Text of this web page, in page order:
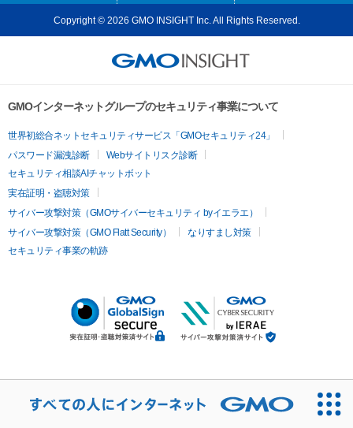
Copyright © 2026 GMO INSIGHT Inc. All Rights Reserved.
GMOインターネットグループのセキュリティ事業について
世界初総合ネットセキュリティサービス「GMOセキュリティ24」
パスワード漏洩診断
Webサイトリスク診断
セキュリティ相談AIチャットボット
実在証明・盗聴対策
サイバー攻撃対策（GMOサイバーセキュリティ byイエラエ）
サイバー攻撃対策（GMO Flatt Security）
なりすまし対策
セキュリティ事業の軌跡